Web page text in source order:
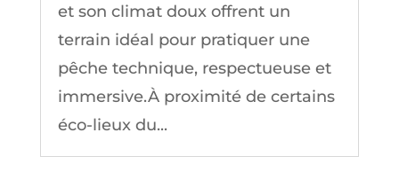
et son climat doux offrent un
terrain idéal pour pratiquer une
pêche technique, respectueuse et
immersive.À proximité de certains
éco-lieux du...